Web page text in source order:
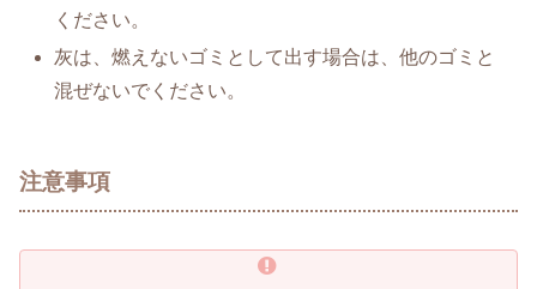
ください。
灰は、燃えないゴミとして出す場合は、他のゴミと
混ぜないでください。
注意事項